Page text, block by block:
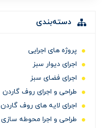
دسته‌بندی
پروژه های اجرایی
اجرای دیوار سبز
اجرای فضای سبز
طراحی و اجرای روف گاردن
اجرای لایه های روف گاردن
طراحی و اجرا محوطه سازی